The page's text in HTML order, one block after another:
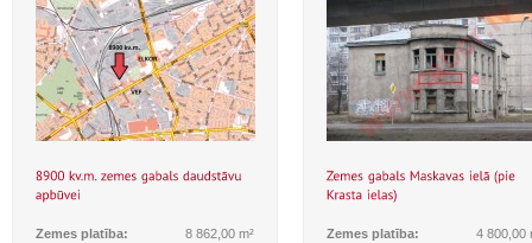
Zemes platība:
8 862,00 m²
Zemes platība:
4 800,00